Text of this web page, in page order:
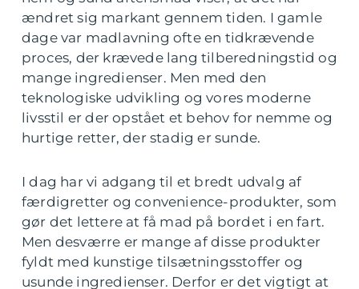
ændret sig markant gennem tiden. I gamle
dage var madlavning ofte en tidkrævende
proces, der krævede lang tilberedningstid og
mange ingredienser. Men med den
teknologiske udvikling og vores moderne
livsstil er der opstået et behov for nemme og
hurtige retter, der stadig er sunde.
I dag har vi adgang til et bredt udvalg af
færdigretter og convenience-produkter, som
gør det lettere at få mad på bordet i en fart.
Men desværre er mange af disse produkter
fyldt med kunstige tilsætningsstoffer og
usunde ingredienser. Derfor er det vigtigt at